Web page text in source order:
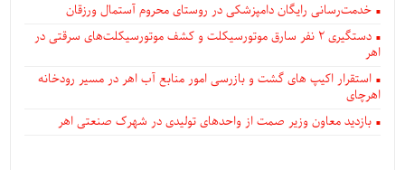
خدمت‌رسانی رایگان دامپزشکی در روستای محروم آستمال ورزقان
دستگيری ۲ نفر سارق موتورسیکلت و کشف موتورسیکلت‌های سرقتی در
اهر
استقرار اکیپ های گشت و بازرسی امور منابع آب اهر در مسیر رودخانه
اهرچای
بازدید معاون وزیر صمت از واحدهای تولیدی در شهرک صنعتی اهر